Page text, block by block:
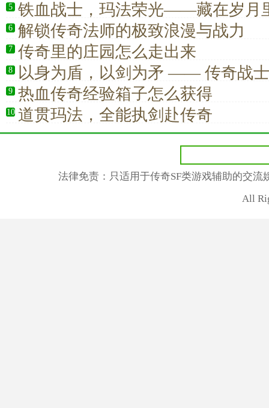
5 铁血战士，玛法荣光——藏在岁月
仰
6 解锁传奇法师的极致浪漫与战力
7 传奇里的庄园怎么走出来
8
以身为盾，以剑为矛 —— 传奇战
的战斗信仰
9 热血传奇经验箱子怎么获得
10 道贯玛法，全能执剑赴传奇
法律免责：只适用于传奇SF类游戏辅助的交
All